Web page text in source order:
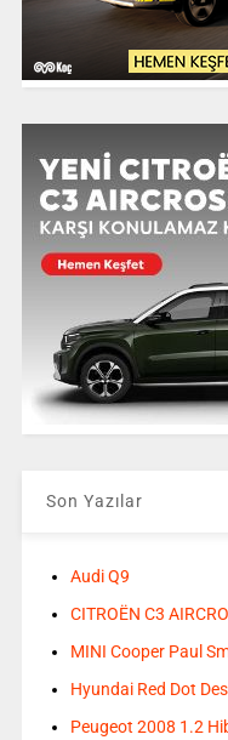
Son Yazılar
Audi Q9
CITROËN C3
MINI Cooper Paul
Hyundai Red Dot
Peugeot 2008 1.2